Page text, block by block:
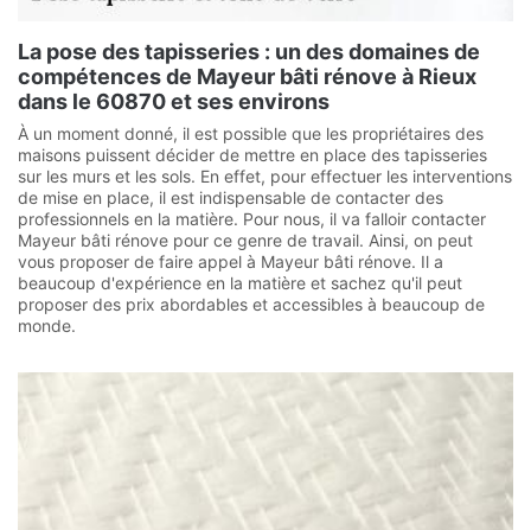
La pose des tapisseries : un des domaines de
compétences de Mayeur bâti rénove à Rieux
dans le 60870 et ses environs
À un moment donné, il est possible que les propriétaires des
maisons puissent décider de mettre en place des tapisseries
sur les murs et les sols. En effet, pour effectuer les interventions
de mise en place, il est indispensable de contacter des
professionnels en la matière. Pour nous, il va falloir contacter
Mayeur bâti rénove pour ce genre de travail. Ainsi, on peut
vous proposer de faire appel à Mayeur bâti rénove. Il a
beaucoup d'expérience en la matière et sachez qu'il peut
proposer des prix abordables et accessibles à beaucoup de
monde.